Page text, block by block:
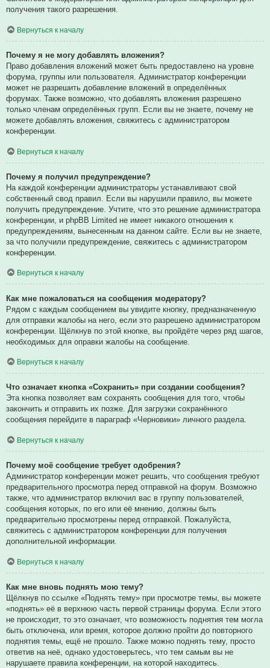
получения такого разрешения.
Вернуться к началу
Почему я не могу добавлять вложения?
Право добавления вложений может быть предоставлено на уровне
форума, группы или пользователя. Администратор конференции
может не разрешить добавление вложений в определённых
форумах. Также возможно, что добавлять вложения разрешено
только членам определённых групп. Если вы не знаете, почему не
можете добавлять вложения, свяжитесь с администратором
конференции.
Вернуться к началу
Почему я получил предупреждение?
На каждой конференции администраторы устанавливают свой
собственный свод правил. Если вы нарушили правило, вы можете
получить предупреждение. Учтите, что это решение администратора
конференции, и phpBB Limited не имеет никакого отношения к
предупреждениям, вынесенным на данном сайте. Если вы не знаете,
за что получили предупреждение, свяжитесь с администратором
конференции.
Вернуться к началу
Как мне пожаловаться на сообщения модератору?
Рядом с каждым сообщением вы увидите кнопку, предназначенную
для отправки жалобы на него, если это разрешено администратором
конференции. Щёлкнув по этой кнопке, вы пройдёте через ряд шагов,
необходимых для оправки жалобы на сообщение.
Вернуться к началу
Что означает кнопка «Сохранить» при создании сообщения?
Эта кнопка позволяет вам сохранять сообщения для того, чтобы
закончить и отправить их позже. Для загрузки сохранённого
сообщения перейдите в параграф «Черновики» личного раздела.
Вернуться к началу
Почему моё сообщение требует одобрения?
Администратор конференции может решить, что сообщения требуют
предварительного просмотра перед отправкой на форум. Возможно
также, что администратор включил вас в группу пользователей,
сообщения которых, по его или её мнению, должны быть
предварительно просмотрены перед отправкой. Пожалуйста,
свяжитесь с администратором конференции для получения
дополнительной информации.
Вернуться к началу
Как мне вновь поднять мою тему?
Щёлкнув по ссылке «Поднять тему» при просмотре темы, вы можете
«поднять» её в верхнюю часть первой страницы форума. Если этого
не происходит, то это означает, что возможность поднятия тем могла
быть отключена, или время, которое должно пройти до повторного
поднятия темы, ещё не прошло. Также можно поднять тему, просто
ответив на неё, однако удостоверьтесь, что тем самым вы не
нарушаете правила конференции, на которой находитесь.